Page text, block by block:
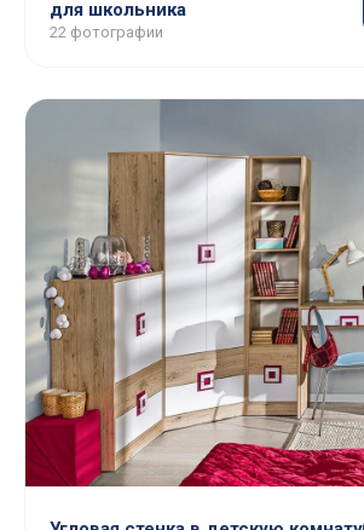
для школьника
22 фотографии